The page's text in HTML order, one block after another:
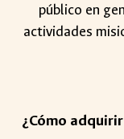
público en
actividades
¿Cómo adquirir